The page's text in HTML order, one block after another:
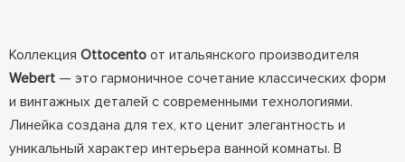
Коллекция Ottocentoот итальянского производителя
Webert— это гармоничное сочетание классических форм
и винтажных деталей с современными технологиями.
Линейка создана для тех, кто ценит элегантность и
уникальный характер интерьера ванной комнаты. В